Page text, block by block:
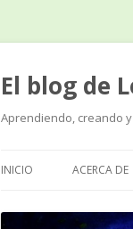
El blog de
Aprendiendo, creando
INICIO ACERCA DE